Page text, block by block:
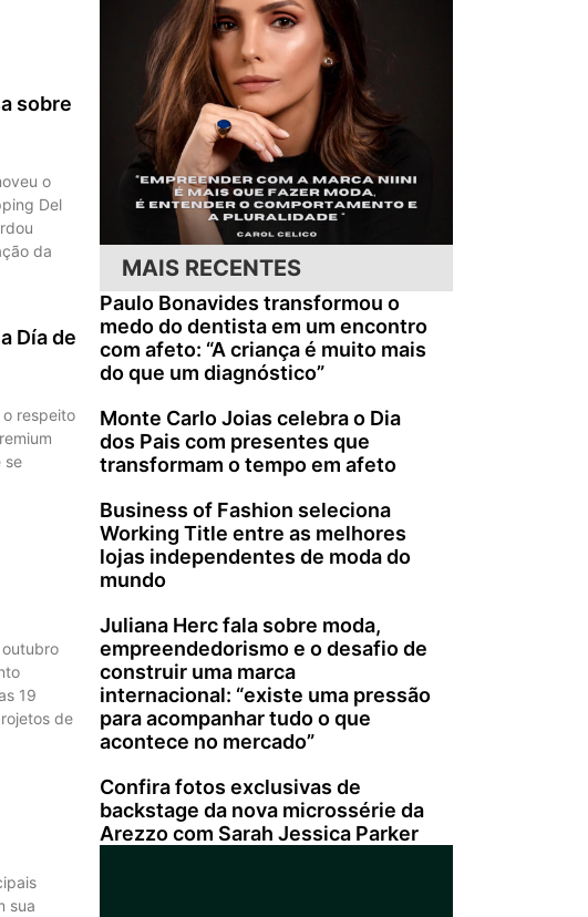
sobre
o
Del
da
Día de
respeito
se
19
de
sua
MAIS RECENTES
Paulo Bonavides transformou o
medo do dentista em um encontro
com afeto: “A criança é muito mais
do que um diagnóstico”
Monte Carlo Joias celebra o Dia
dos Pais com presentes que
transformam o tempo em afeto
Business of Fashion seleciona
Working Title entre as melhores
lojas independentes de moda do
mundo
Juliana Herc fala sobre moda,
empreendedorismo e o desafio de
construir uma marca
internacional: “existe uma pressão
para acompanhar tudo o que
acontece no mercado”
Confira fotos exclusivas de
backstage da nova microssérie da
Arezzo com Sarah Jessica Parker